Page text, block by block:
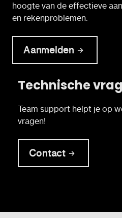
hoogte van de effectieve
en rekenproblemen.
Aanmelden
Technische
Team support helpt je op
vragen!
Contact